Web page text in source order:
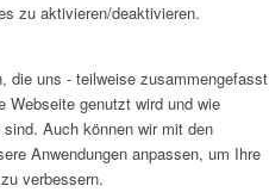
zu aktivieren/deaktivieren.
die uns - teilweise zusammengefasst
Webseite genutzt wird und wie
Auch können wir mit den
Anwendungen anpassen, um Ihre
verbessern.